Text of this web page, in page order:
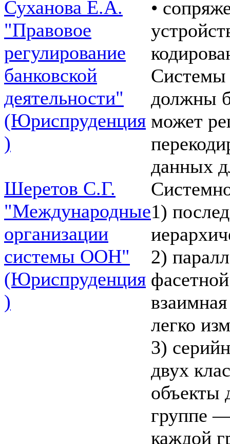
Суханова Е.А.
"Правовое
регулирование
банковской
деятельности"
(Юриспруденция
)
Шеретов С.Г.
"Международные
организации
системы ООН"
(Юриспруденция
)
•
Системы
должны
может
данных
1)
2)
легко
3)
двух
объекты
группе —
каждой